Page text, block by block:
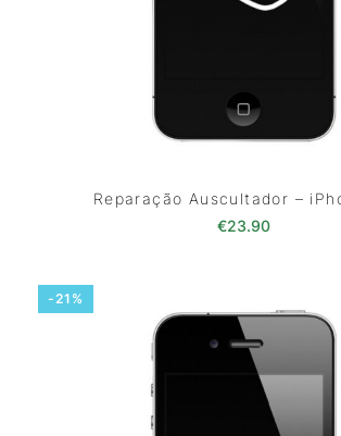
Reparação Auscultador –
€23.90
-21%